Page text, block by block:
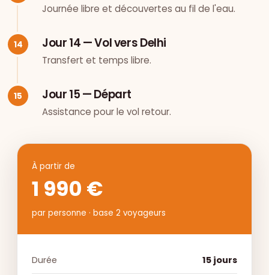
Journée libre et découvertes au fil de l'eau.
Jour 14 — Vol vers Delhi
Transfert et temps libre.
Jour 15 — Départ
Assistance pour le vol retour.
À partir de
1 990 €
par personne · base 2 voyageurs
Durée 15 jours